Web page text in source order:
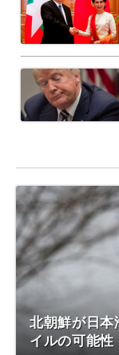
北朝鮮が日本
イルの可能性